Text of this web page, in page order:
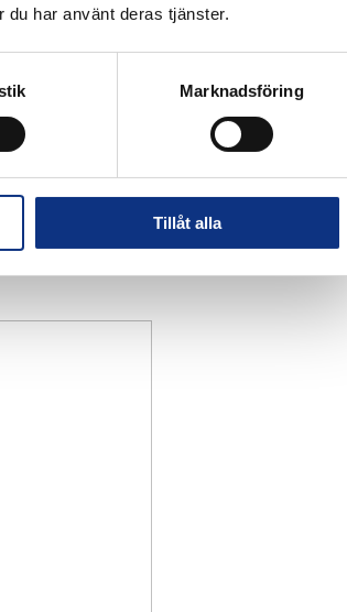
du har använt deras tjänster.
Marknadsföring
Tillåt alla